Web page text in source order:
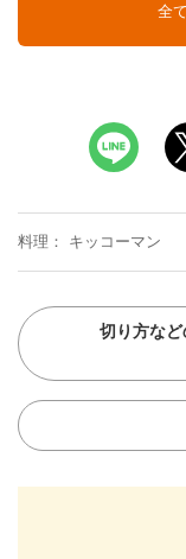
全
料理 キッコーマン
切り方な